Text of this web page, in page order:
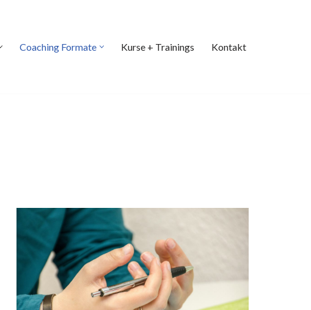
Coaching Formate Kurse + Trainings Kontakt